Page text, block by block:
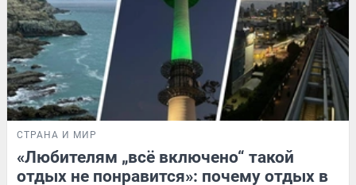
СТРАНА И МИР
«Любителям „всё включено“ такой
отдых не понравится»: почему отдых в